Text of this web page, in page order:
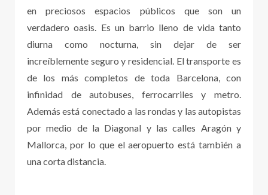
en preciosos espacios públicos que son un
verdadero oasis. Es un barrio lleno de vida tanto
diurna como nocturna, sin dejar de ser
increíblemente seguro y residencial. El transporte es
de los más completos de toda Barcelona, con
infinidad de autobuses, ferrocarriles y metro.
Además está conectado a las rondas y las autopistas
por medio de la Diagonal y las calles Aragón y
Mallorca, por lo que el aeropuerto está también a
una corta distancia.